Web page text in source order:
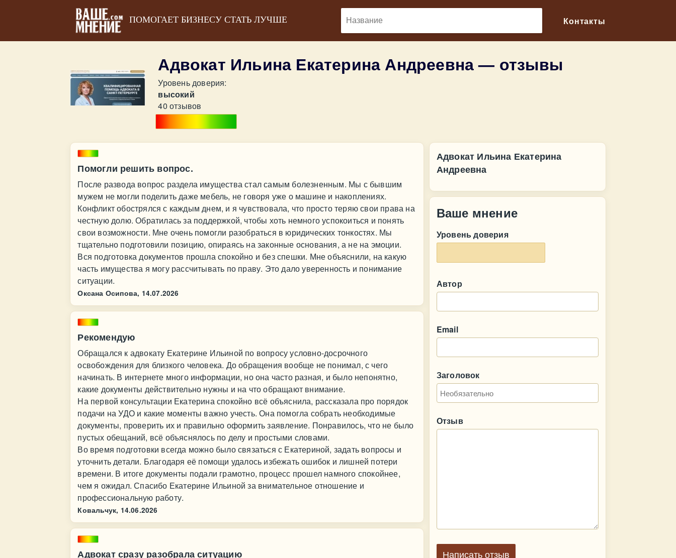
ПОМОГАЕТ БИЗНЕСУ СТАТЬ ЛУЧШЕ Контакты
Адвокат Ильина Екатерина Андреевна — отзывы
Уровень доверия:
высокий
40 отзывов
Помогли решить вопрос.
После развода вопрос раздела имущества стал самым болезненным. Мы с бывшим
мужем не могли поделить даже мебель, не говоря уже о машине и накоплениях.
Конфликт обострялся с каждым днем, и я чувствовала, что просто теряю свои права на
честную долю. Обратилась за поддержкой, чтобы хоть немного успокоиться и понять
свои возможности. Мне очень помогли разобраться в юридических тонкостях. Мы
тщательно подготовили позицию, опираясь на законные основания, а не на эмоции.
Вся подготовка документов прошла спокойно и без спешки. Мне объяснили, на какую
часть имущества я могу рассчитывать по праву. Это дало уверенность и понимание
ситуации.
Оксана Осипова, 14.07.2026
Рекомендую
Обращался к адвокату Екатерине Ильиной по вопросу условно-досрочного
освобождения для близкого человека. До обращения вообще не понимал, с чего
начинать. В интернете много информации, но она часто разная, и было непонятно,
какие документы действительно нужны и на что обращают внимание.
На первой консультации Екатерина спокойно всё объяснила, рассказала про порядок
подачи на УДО и какие моменты важно учесть. Она помогла собрать необходимые
документы, проверить их и правильно оформить заявление. Понравилось, что не было
пустых обещаний, всё объяснялось по делу и простыми словами.
Во время подготовки всегда можно было связаться с Екатериной, задать вопросы и
уточнить детали. Благодаря её помощи удалось избежать ошибок и лишней потери
времени. В итоге документы подали грамотно, процесс прошел намного спокойнее,
чем я ожидал. Спасибо Екатерине Ильиной за внимательное отношение и
профессиональную работу.
Ковальчук, 14.06.2026
Адвокат сразу разобрала ситуацию
Адвокат Ильина Екатерина
Андреевна
Ваше мнение
Уровень доверия
Автор
Email
Заголовок
Отзыв
Написать отзыв